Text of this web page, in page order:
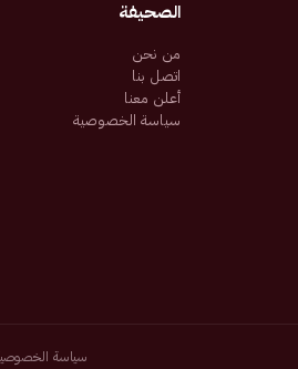
الصحيفة
من نحن
اتصل بنا
أعلن معنا
سياسة الخصوصية
سياسة